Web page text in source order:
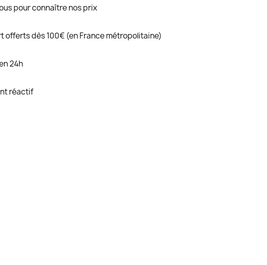
pour connaître nos prix
offerts dès 100€ (en France métropolitaine)
24h
réactif